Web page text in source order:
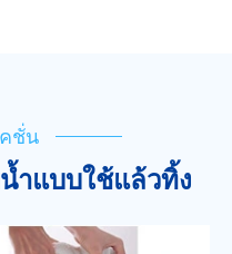
ชั่น
ำแบบใช้แล้วทิ้ง